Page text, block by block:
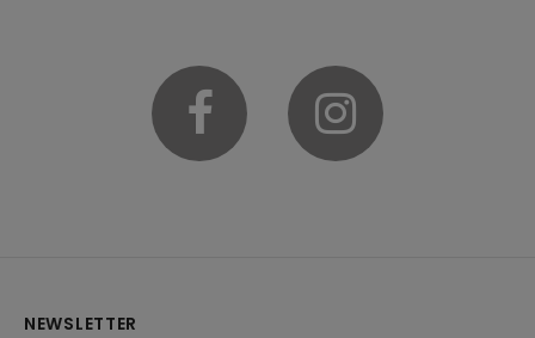
Facebook
NEWSLETTER